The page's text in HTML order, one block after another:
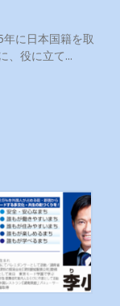
に日本国籍を取
、役に立て...